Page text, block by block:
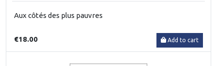
Aux côtés des plus pauvres
€18.00 Add to cart